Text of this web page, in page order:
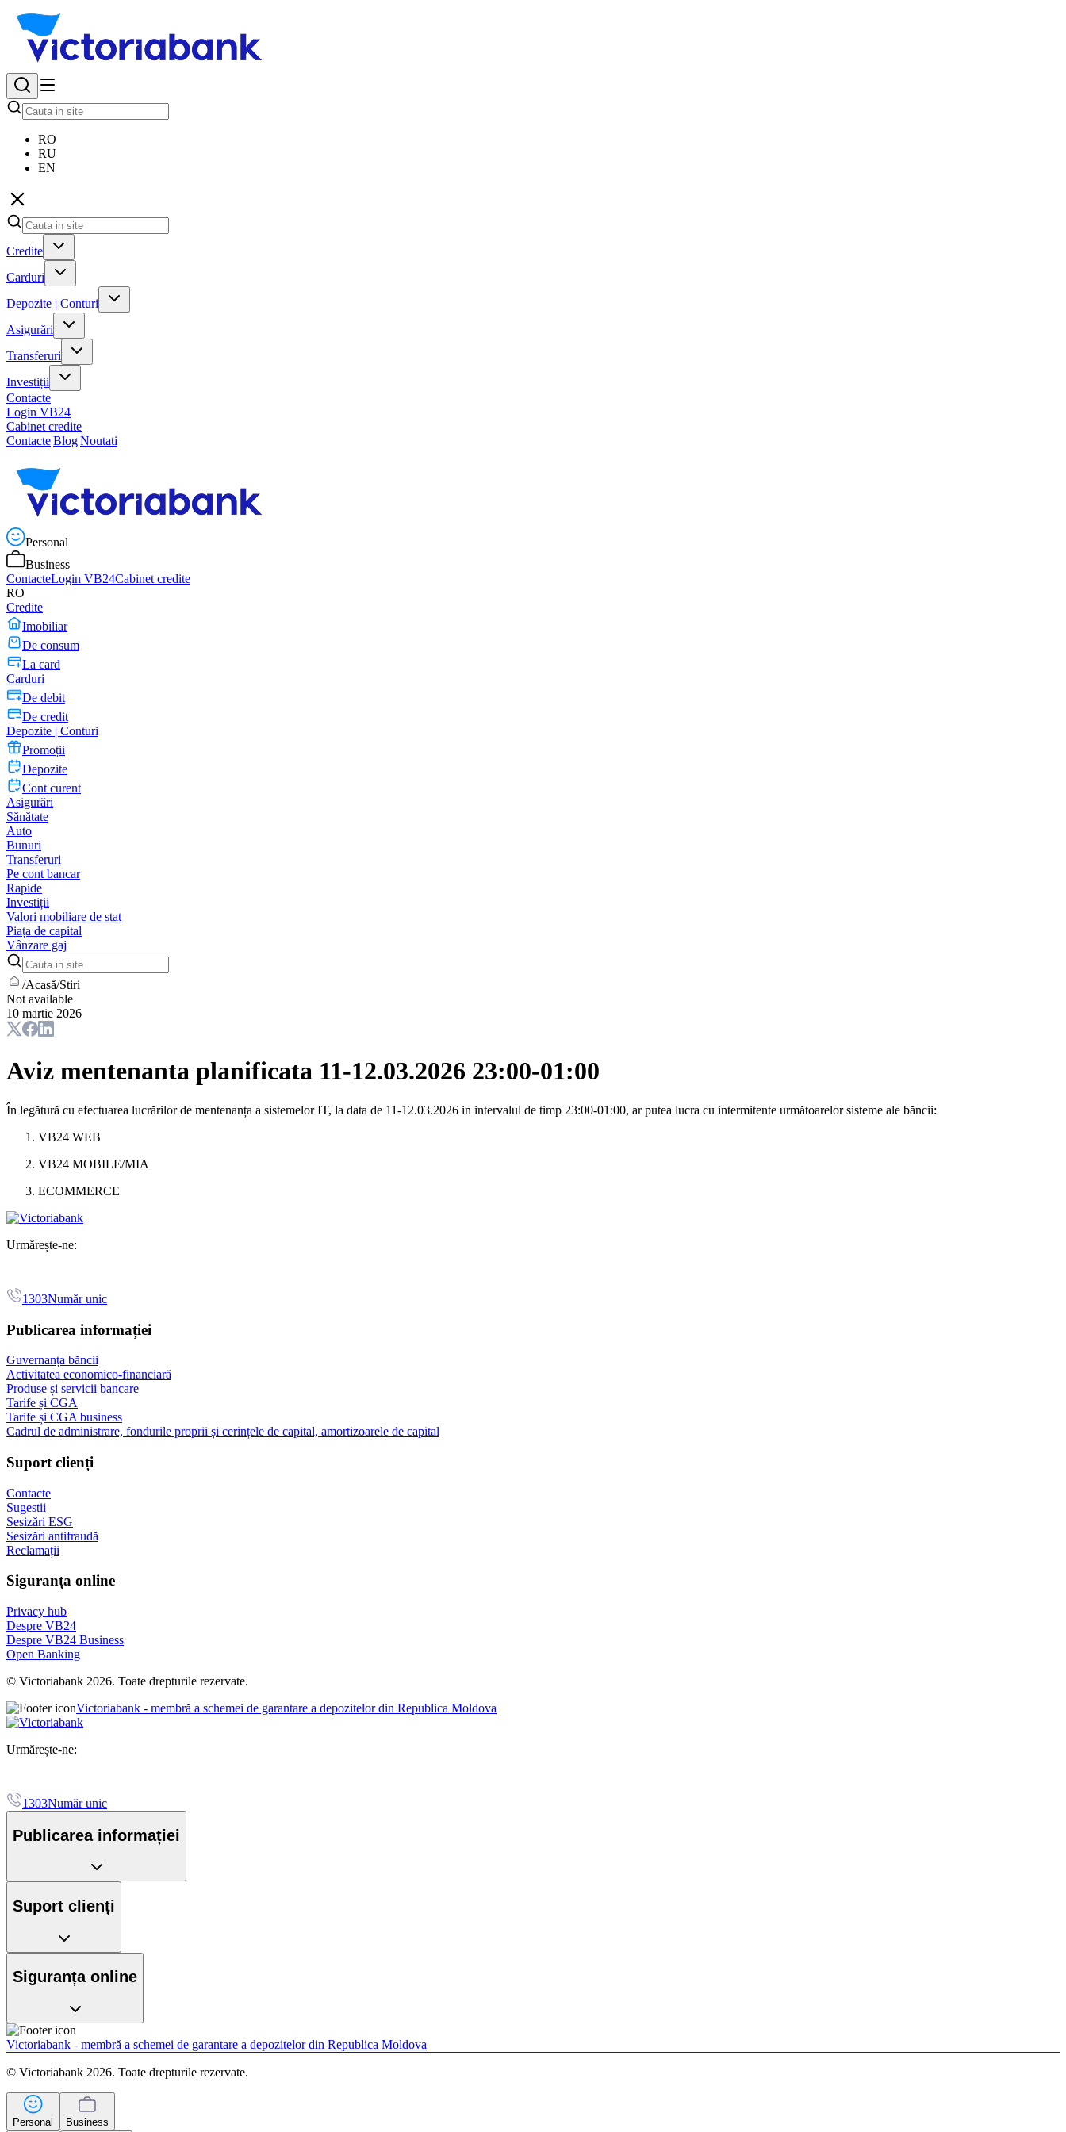
RO
RU
EN
Credite
Carduri
Depozite | Conturi
Asigurări
Transferuri
Investiții
Contacte
Login VB24
Cabinet credite
Contacte|Blog|Noutati
Personal
Business
ContacteLogin VB24Cabinet credite
RO
Credite
Imobiliar
De consum
La card
Carduri
De debit
De credit
Depozite | Conturi
Promoții
Depozite
Cont curent
Asigurări
Sănătate
Auto
Bunuri
Transferuri
Pe cont bancar
Rapide
Investiții
Valori mobiliare de stat
Piața de capital
Vânzare gaj
/Acasă/Stiri
Not available
10 martie 2026
Aviz mentenanta planificata 11-12.03.2026 23:00-01:00
În legătură cu efectuarea lucrărilor de mentenanța a sistemelor IT, la data de 11-12.03.2026 in intervalul de timp 23:00-01:00, ar putea lucra cu intermitente următoarelor sisteme ale băncii:
VB24 WEB
VB24 MOBILE/MIA
ECOMMERCE
Urmărește-ne:
1303Număr unic
Publicarea informației
Guvernanța băncii
Activitatea economico-financiară
Produse și servicii bancare
Tarife și CGA
Tarife și CGA business
Cadrul de administrare, fondurile proprii și cerințele de capital, amortizoarele de capital
Suport clienți
Contacte
Sugestii
Sesizări ESG
Sesizări antifraudă
Reclamații
Siguranța online
Privacy hub
Despre VB24
Despre VB24 Business
Open Banking
© Victoriabank 2026. Toate drepturile rezervate.
Victoriabank - membră a schemei de garantare a depozitelor din Republica Moldova
Urmărește-ne:
1303Număr unic
Publicarea informației
Suport clienți
Siguranța online
Victoriabank - membră a schemei de garantare a depozitelor din Republica Moldova
© Victoriabank 2026. Toate drepturile rezervate.
Personal Business